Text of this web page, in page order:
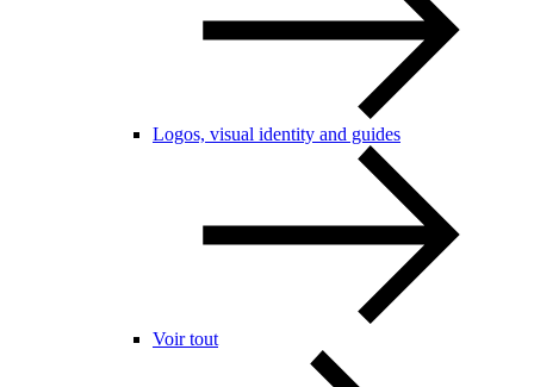
Logos, visual identity and guides
Voir tout